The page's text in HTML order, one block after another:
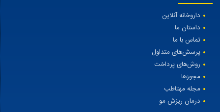
داروخانه آنلاین
داستان ما
تماس با ما
پرسش‌های متداول
روش‌های پرداخت
مجوزها
مجله مهتاطب
درمان ریزش مو